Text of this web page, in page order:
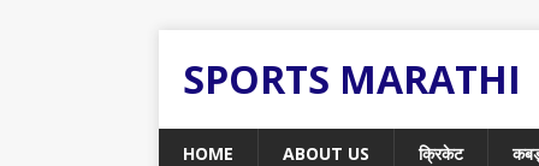
SPORTS MARATHI
HOME ABOUT US क्रिकेट